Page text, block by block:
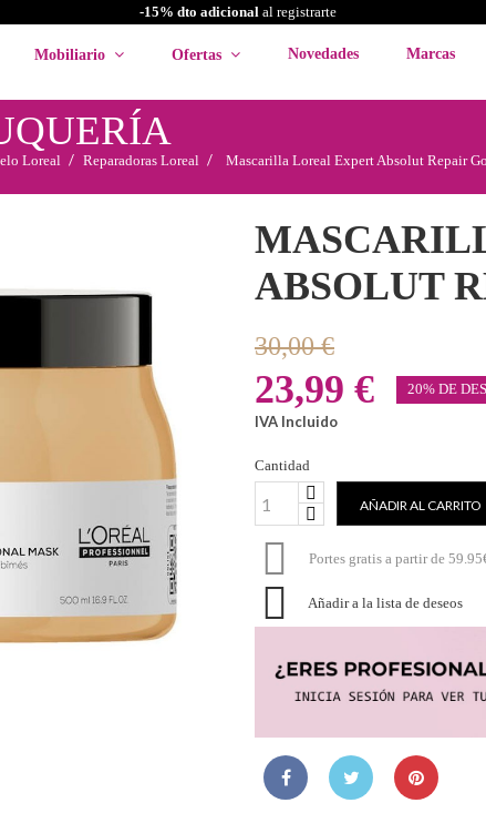
-15% dto adicionalal registrarte
Mobiliario Ofertas Novedades Marcas
Loreal Reparadoras Loreal
Mascarilla Loreal Expert Absolut Repair
ABSOLUT
30,00 €
23,99 € 20% DE
IVA Incluido
Cantidad
AÑADIR AL CARRITO
 Portes gratis a partir de
 Añadir a la lista de deseos